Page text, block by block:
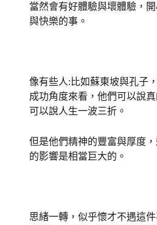
當然會有好體驗與壞體驗，
與快樂的事。
像有些人:比如蘇東坡與孔子
成功角度來看，他們可以說
可以說人生一波三折。
但是他們精神的豐富與厚度
的影響是相當巨大的。
思緒一轉，似乎懷才不遇這